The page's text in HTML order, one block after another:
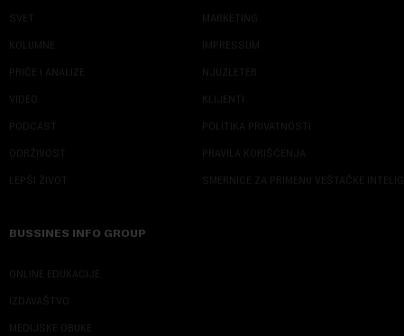
SVET
KOLUMNE
PRIČE I ANALIZE
VIDEO
PODCAST
ODRŽIVOST
LEPŠI ŽIVOT
MARKETING
IMPRESSUM
NJUZLETER
KLIJENTI
POLITIKA PRIVATNOSTI
PRAVILA KORIŠĆENJA
SMERNICE ZA PRIMENU VEŠTAČKE
BUSSINES INFO GROUP
ONLINE EDUKACIJE
IZDAVAŠTVO
MEDIJSKE OBUKE